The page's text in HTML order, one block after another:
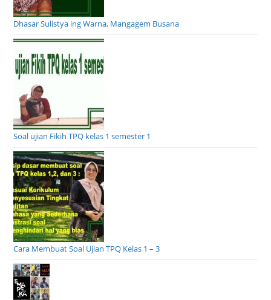
Dhasar Sulistya ing Warna, Mangagem Busana
Soal ujian Fikih TPQ kelas 1 semester 1
Cara Membuat Soal Ujian TPQ Kelas 1 – 3